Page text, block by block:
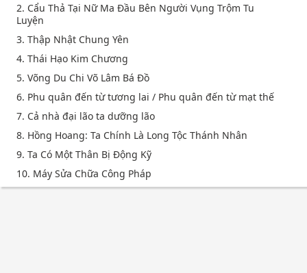
2. Cẩu Thả Tại Nữ Ma Đầu Bên Người Vụng Trộm Tu
Luyện
3. Thập Nhật Chung Yên
4. Thái Hạo Kim Chương
5. Võng Du Chi Võ Lâm Bá Đồ
6. Phu quân đến từ tương lai / Phu quân đến từ mạt thế
7. Cả nhà đại lão ta dưỡng lão
8. Hồng Hoang: Ta Chính Là Long Tộc Thánh Nhân
9. Ta Có Một Thân Bị Động Kỹ
10. Máy Sửa Chữa Công Pháp